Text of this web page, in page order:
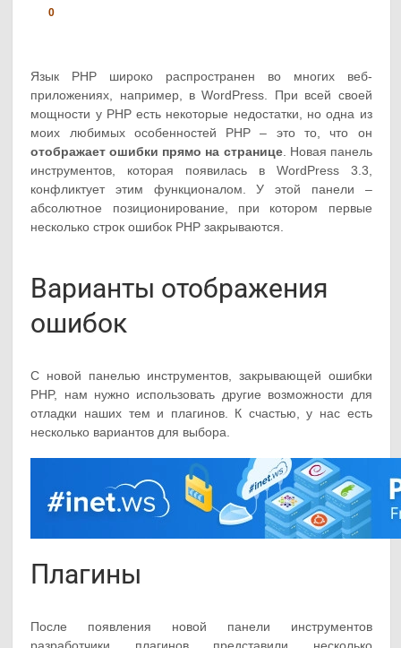
0
Язык PHP широко распространен во многих веб-
приложениях, например, в WordPress. При всей своей
мощности у PHP есть некоторые недостатки, но одна из
моих любимых особенностей PHP – это то, что он
отображает ошибки прямо на странице. Новая панель
инструментов, которая появилась в WordPress 3.3,
конфликтует этим функционалом. У этой панели –
абсолютное позиционирование, при котором первые
несколько строк ошибок PHP закрываются.
Варианты отображения
ошибок
С новой панелью инструментов, закрывающей ошибки
PHP, нам нужно использовать другие возможности для
отладки наших тем и плагинов. К счастью, у нас есть
несколько вариантов для выбора.
Плагины
После появления новой панели инструментов